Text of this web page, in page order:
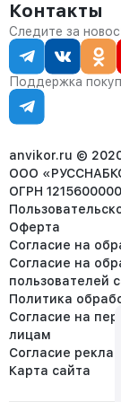
Сервис
Статус заказа
Статьи
О компании
Контакты
Партнёрам
Контакты
Отдел продаж:
8 (800) 234-22-
corp@anvikor.ru
Ежедневно, с
Отдел рекламации:
8 (953) 455-25-61
Следите за
Поддержка
anvikor.ru ©
ООО
ОГРН
Оферта
Согласие на
Согласие на
пользователей
Политика
Согласие на
лицам
Согласие
Карта сайта